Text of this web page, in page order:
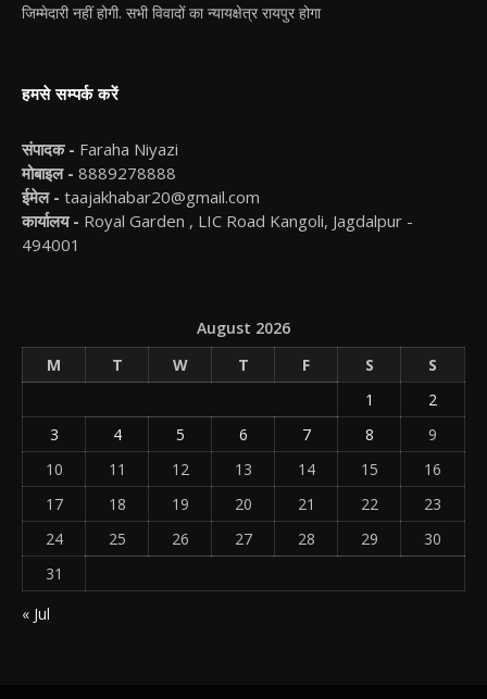
जिम्मेदारी नहीं होगी. सभी विवादों का न्यायक्षेत्र रायपुर होगा
हमसे सम्पर्क करें
संपादक - Faraha Niyazi
मोबाइल - 8889278888
ईमेल - taajakhabar20@gmail.com
कार्यालय - Royal Garden , LIC Road Kangoli, Jagdalpur -
494001
August 2026
M
T W T F S
S
1
2
3
4 5 6 7 8
9
10
11 12 13 14 15
16
17
18 19 20 21 22
23
24
25 26 27 28 29
30
31
« Jul